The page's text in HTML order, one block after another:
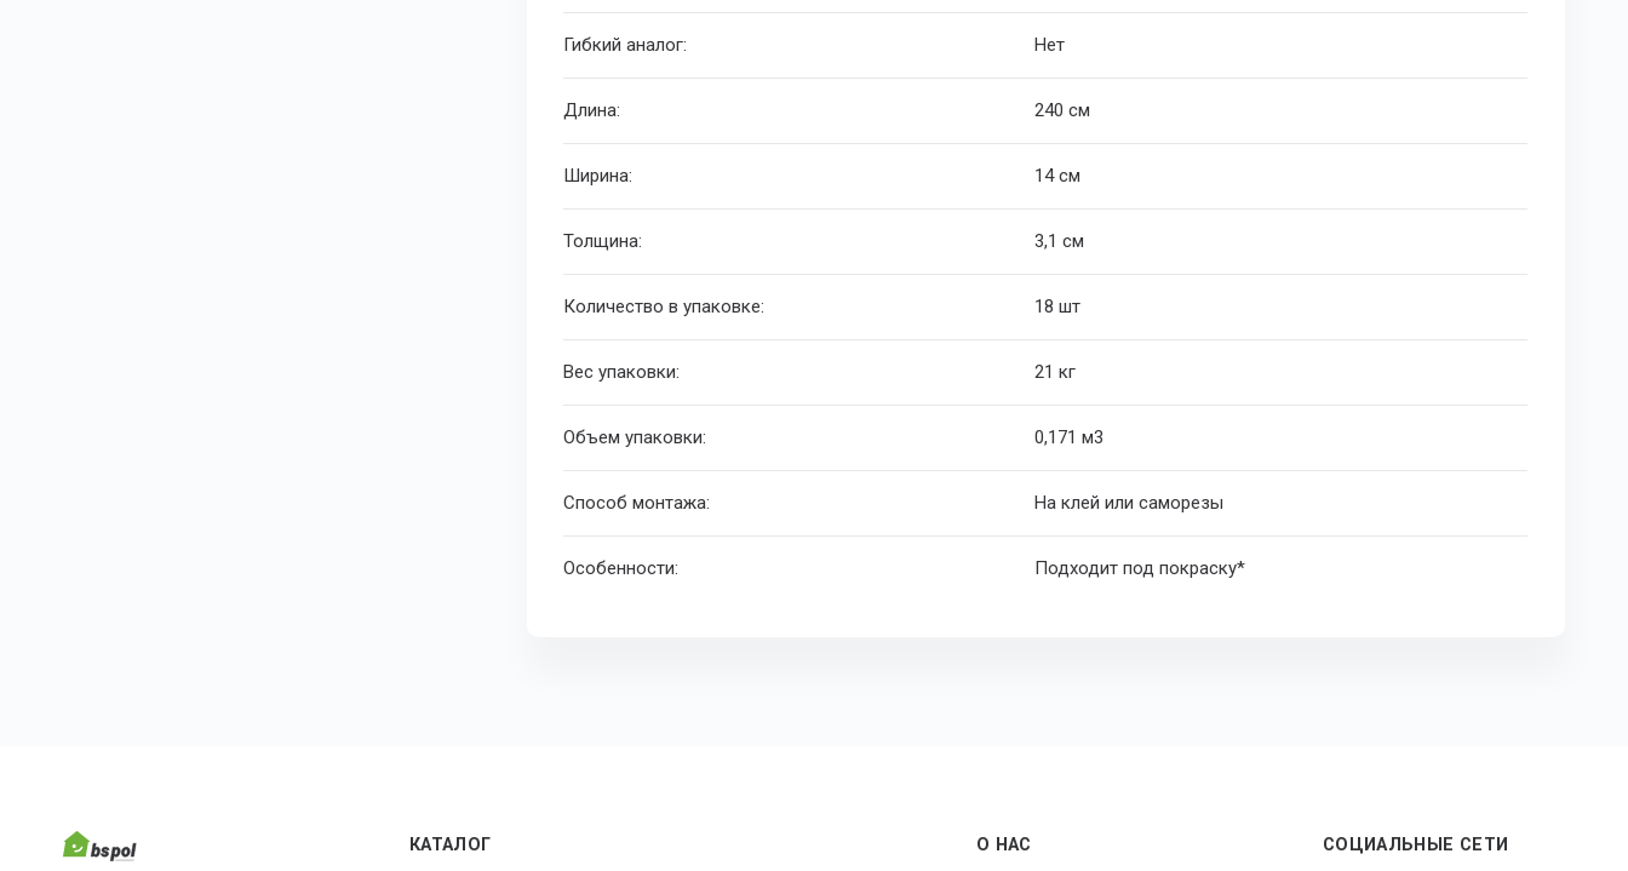
Гибкий аналог: Нет
Длина: 240 см
Ширина: 14 см
Толщина: 3,1 см
Количество в упаковке: 18 шт
Вес упаковки: 21 кг
Объем упаковки: 0,171 м3
Способ монтажа: На клей или саморезы
Особенности: Подходит под покраску*
КАТАЛОГ О НАС СОЦИАЛЬНЫЕ СЕТИ